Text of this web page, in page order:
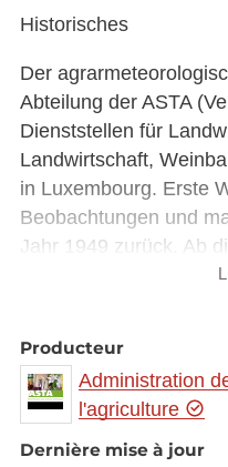
Historisches
Der
Abteilung der ASTA
Dienststellen für
Landwirtschaft,
in Luxembourg. Erste
Beobachtungen und
Jahr 1949 zurück. Ab
ein immer dichteres
Wetterstationen
erstmals eine
veröffentlicht. Seit dem
Daten unter
Producteur
Administration
l'agriculture
Dernière mise à jour